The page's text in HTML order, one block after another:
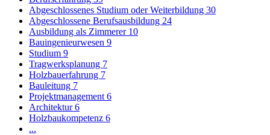
Abgeschlossenes Studium oder Weiterbildung 30
Abgeschlossene Berufsausbildung 24
Ausbildung als Zimmerer 10
Bauingenieurwesen 9
Studium 9
Tragwerksplanung 7
Holzbauerfahrung 7
Bauleitung 7
Projektmanagement 6
Architektur6
Holzbaukompetenz 6
...